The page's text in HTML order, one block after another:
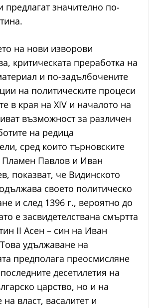
предлагат значително по-
на нови изворови
критическата преработка на
и по-задълбочените
на политическите процеси
в края на XIV и началото на
възможност за различен
на редица
сред които търновските
Павлов и Иван
показват, че Видинското
своето политическо
и след 1396 г., вероятно до
е засвидетелствана смъртта
II Асен – син на Иван
удължаване на
предполага преосмисляне
десетилетия на
царство, но и на
на власт, васалитет и